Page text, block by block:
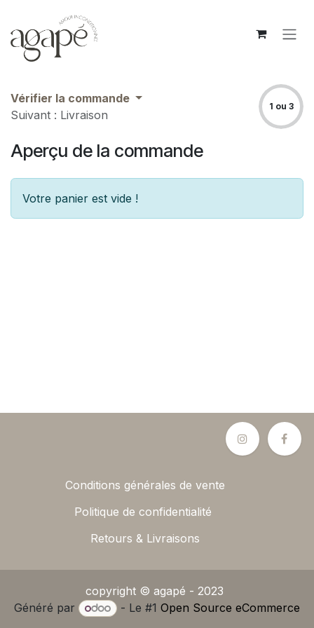
Vérifier la commande
Suivant : Livraison
1 ou 3
Aperçu de la commande
Votre panier est vide !
Conditions générales de vente
Politique de confidentialité
Retours & Livraisons
copyright © agapé - 2023
Généré par
- Le #1 Open Source eCommerce